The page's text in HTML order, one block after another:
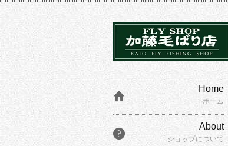
Home
ホーム
About
ショップについて